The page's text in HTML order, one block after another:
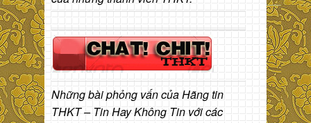
Những bài phỏng vấn của Hãng tin
THKT – Tin Hay Không Tin với các